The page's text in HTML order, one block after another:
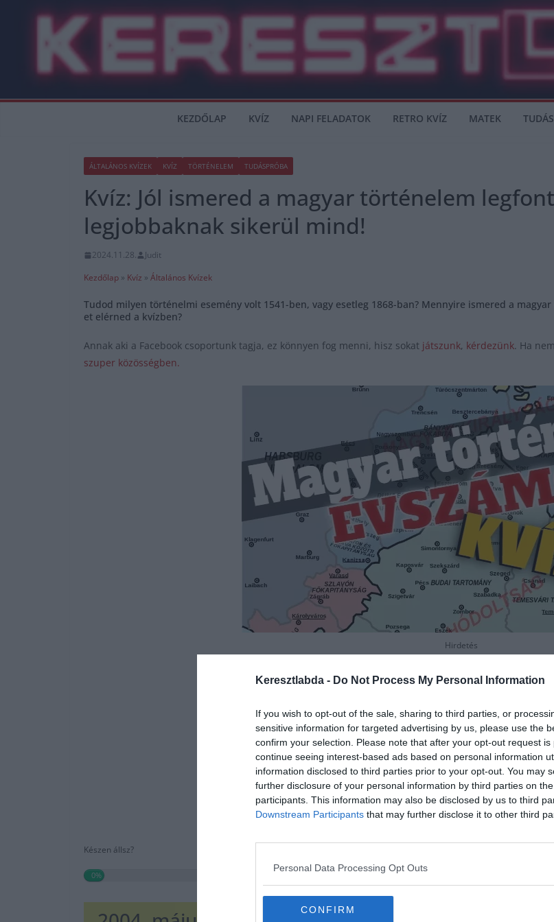
Keresztlabda - Do Not Process My Personal Information
If you wish to opt-out of the sale, sharing to third parties, or
sensitive information for targeted advertising by us, please use the
confirm your selection. Please note that after your opt-out request
continue seeing interest-based ads based on personal information
information disclosed to third parties prior to your opt-out. You may
further disclosure of your personal information by third parties on the
participants. This information may also be disclosed by us to third
Downstream Participants that may further disclose it to other third
Personal Data Processing Opt Outs
CONFIRM
KEZDŐLAP KVÍZ NAPI FELADATOK RETRO KVÍZ MATEK
ÁLTALÁNOS KVÍZEK KVÍZ TÖRTÉNELEM TUDÁSPRÓBA
Kvíz: Jól ismered a magyar történelem
legjobbaknak sikerül mind!
2024.11.28.
Judit
Kezdőlap » Kvíz » Általános Kvízek
Tudod milyen történelmi esemény volt 1541-ben, vagy esetleg 1868-ban? Mennyire ismered a
et elérned a kvízben?
Annak aki a Facebook csoportunk tagja, ez könnyen fog menni, hisz sokat játszunk, kérdezünk. Ha
szuper közösségben.
Hirdetés
Készen állsz?
0%